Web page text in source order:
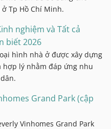
Tp Hồ Chí Minh.
nghiệm và Tất cả
biết 2026
hình nhà ở được xây dựng
hợp lý nhằm đáp ứng nhu
Grand Park (cập
Vinhomes Grand Park